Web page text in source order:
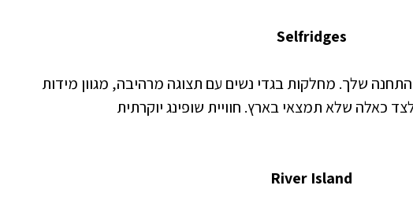
Selfridges
שלך. מחלקות בגדי נשים עם תצוגה מרהיבה, מגוון מידות
כאלה שלא תמצאי בארץ. חוויית שופינג יוקרתית
River Island